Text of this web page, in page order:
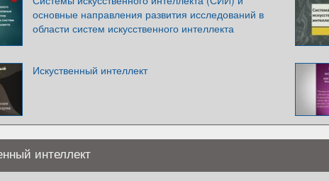
основные направления развития исследований в
области систем искусственного интеллекта
Искуственный интеллект
интеллект